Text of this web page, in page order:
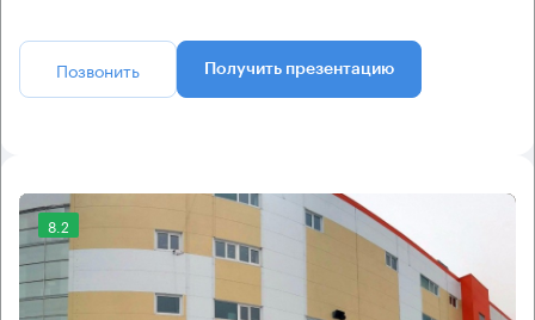
Позвонить Получить презентацию
8.2